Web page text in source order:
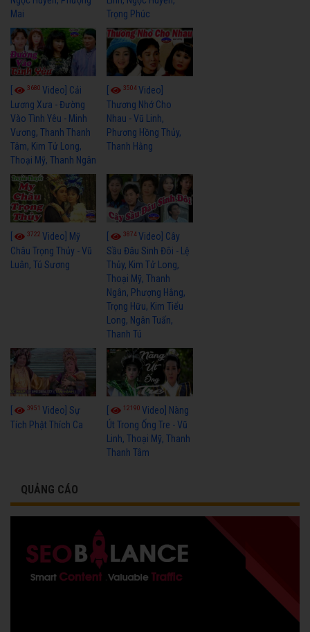
Mai
Trọng Phúc
3680 Video] Cải
Lương Xưa - Đường
Vào Tình Yêu - Minh
Vương, Thanh Thanh
Tâm, Kim Tử Long,
Thoại Mỹ, Thanh Ngân
3504Video]
Thương Nhớ Cho
Nhau - Vũ Linh,
Phương Hồng Thủy,
Thanh Hằng
3722 Video] Mỹ
Châu Trọng Thủy - Vũ
Luân, Tú Sương
3874Video] Cây
Sầu Đâu Sinh Đôi - Lệ
Thủy, Kim Tử Long,
Thoại Mỹ, Thanh
Ngân, Phượng Hằng,
Trọng Hữu, Kim Tiểu
Long, Ngân Tuấn,
Thanh Tú
[ 3951 Video] Sự
Tích Phật Thích Ca
[ 12190Video] Nàng
Út Trong Ống Tre - Vũ
Linh, Thoại Mỹ, Thanh
Thanh Tâm
QUẢNG CÁO